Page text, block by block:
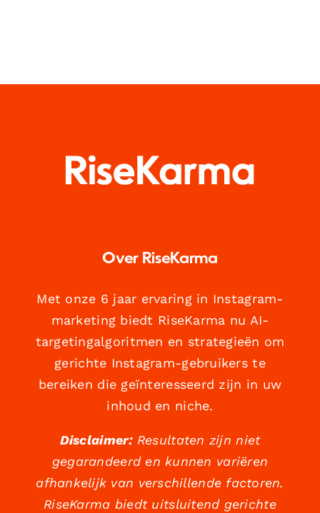
Over RiseKarma
Met onze 6 jaar ervaring in Instagram-
marketing biedt RiseKarma nu AI-
targetingalgoritmen en strategieën om
gerichte Instagram-gebruikers te
bereiken die geïnteresseerd zijn in uw
inhoud en niche.
Disclaimer:Resultaten zijn niet
gegarandeerd en kunnen variëren
afhankelijk van verschillende factoren.
RiseKarma biedt uitsluitend gerichte